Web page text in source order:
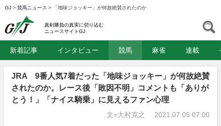
GJ > 競馬ニュース > 「地味ジョッキー」が何故絶賛されたのか
真剣勝負の真実に切り込む
ニュースサイトGJ
新着記事 インタビュー 競馬 麻雀 連載
JRA 9番人気7着だった「地味ジョッキー」が何故絶賛
されたのか。レース後「敗因不明」コメントも「ありが
とう！」「ナイス騎乗」に見えるファン心理
文=大村克之 2021.07.05 07:00